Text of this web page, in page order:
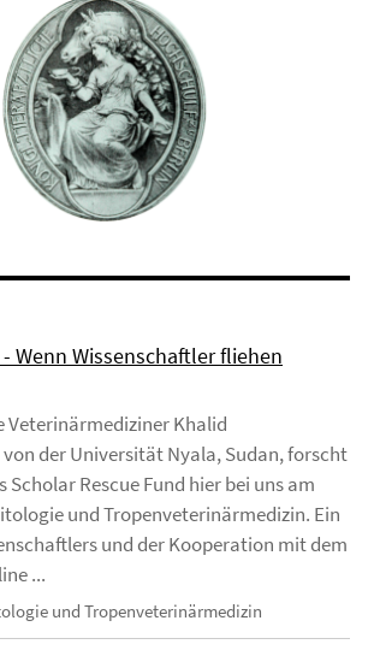
Wenn Wissenschaftler fliehen
Veterinärmediziner Khalid
der Universität Nyala, Sudan, forscht
Scholar Rescue Fund hier bei uns am
und Tropenveterinärmedizin. Ein
und der Kooperation mit dem
...
und Tropenveterinärmedizin